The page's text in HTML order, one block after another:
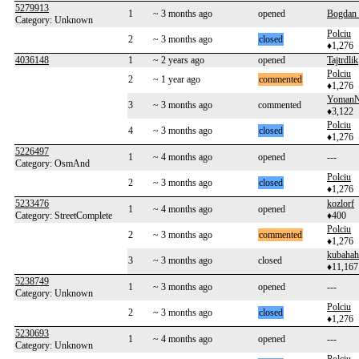
5279913
Category: Unknown
1 ~ 3 months ago opened
2 ~ 3 months ago closed
Polciu
♦1,276
4036148
1 ~ 2 years ago opened
Tajtrdlik
2
~ 1 year ago commented
Polciu
♦1,276
3
~ 3 months ago commented
♦3,122
4
~ 3 months ago closed
Polciu
♦1,276
5226497
Category: OsmAnd
1 ~ 4 months ago opened ---
2 ~ 3 months ago closed
Polciu
♦1,276
5233476
Category: StreetComplete
1 ~ 4 months ago opened
kozlorf
♦400
2
~ 3 months ago commented
Polciu
♦1,276
3
~ 3 months ago closed
♦11,167
5238749
Category: Unknown
1 ~ 3 months ago opened ---
2 ~ 3 months ago closed
Polciu
♦1,276
5230693
Category: Unknown
1 ~ 4 months ago opened
---